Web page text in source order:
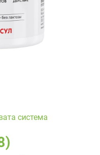
система